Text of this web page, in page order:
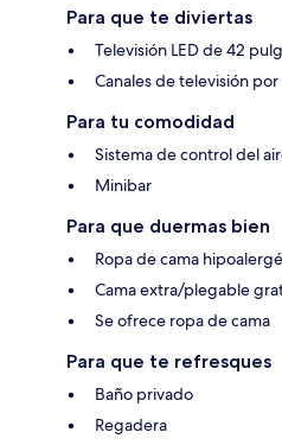
Para que te diviertas
Televisión LED de 42
Canales de televisión
Para tu comodidad
Sistema de control del
Minibar
Para que duermas bien
Ropa de cama
Cama extra/plegable
Se ofrece ropa de cama
Para que te refresques
Baño privado
Regadera